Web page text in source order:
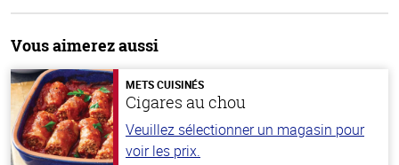
Vous aimerez aussi
METS CUISINÉS
Cigares au chou
Veuillez sélectionner un magasin pour
voir les prix.